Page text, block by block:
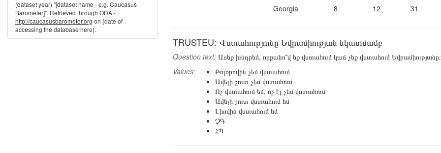
Georgia
8 12 31
TRUSTEU: Վստահությունը Եվրամիության նկատմամբ
Question text: Ասեք խնդրեմ, որքանո՞վ եք վստահում կամ չեք վստահում Եվրամիությանը։
Values:
Բոլորովին չեմ վստահում
Ավելի շուտ չեմ վստահում
Ոչ վստահում եմ, ոչ էլ չեմ վստահում
Ավելի շուտ վստահում եմ
Լիովին վստահում եմ
ՉԳ
ՀՊ
(dataset year) "[dataset name - e.g. Caucasus
Barometer]". Retrieved through ODA -
http://caucasusbarometer.org on {date of
accessing the database here}.